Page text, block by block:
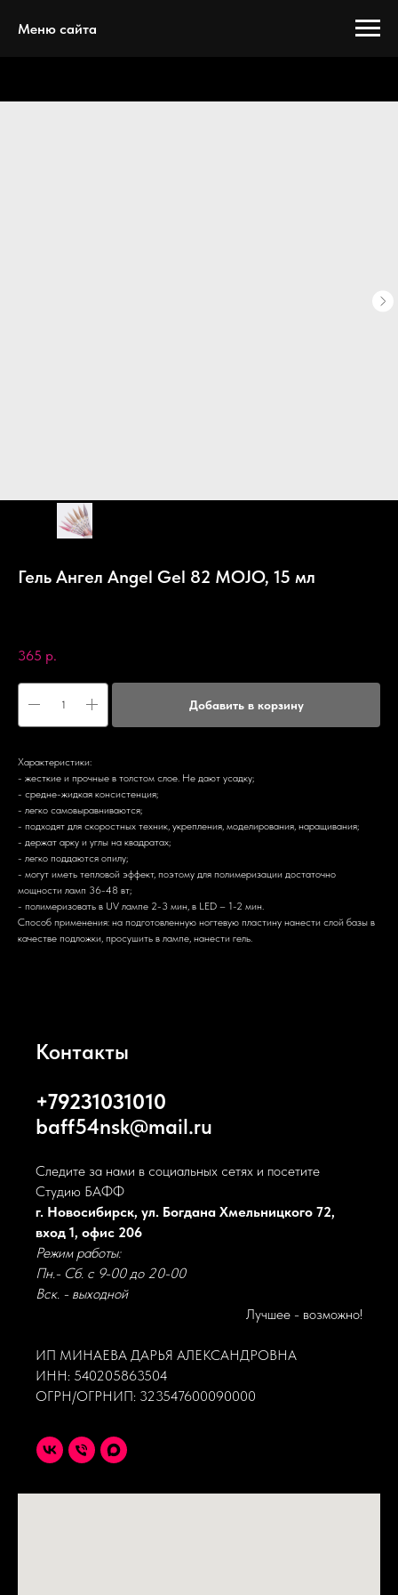
Меню сайта
Гель Ангел Angel Gel 82 MOJO, 15 мл
365 р.
Добавить в корзину
Характеристики:
- жесткие и прочные в толстом слое. Не дают усадку;
- средне-жидкая консистенция;
- легко самовыравниваются;
- подходят для скоростных техник, укрепления, моделирования, наращивания;
- держат арку и углы на квадратах;
- легко поддаются опилу;
- могут иметь тепловой эффект, поэтому для полимеризации достаточно
мощности ламп 36-48 вт;
- полимеризовать в UV лампе 2-3 мин, в LED – 1-2 мин.
Способ применения: на подготовленную ногтевую пластину нанести слой базы в
качестве подложки, просушить в лампе, нанести гель.
Контакты
+79231031010
baff54nsk@mail.ru
Следите за нами в социальных сетях и посетите
Студию БАФФ
г. Новосибирск, ул. Богдана Хмельницкого 72,
вход 1, офис 206
Режим работы:
Пн.- Сб. с 9-00 до 20-00
Вск. - выходной
Лучшее - возможно!
ИП МИНАЕВА ДАРЬЯ АЛЕКСАНДРОВНА
ИНН: 540205863504
ОГРН/ОГРНИП: 323547600090000